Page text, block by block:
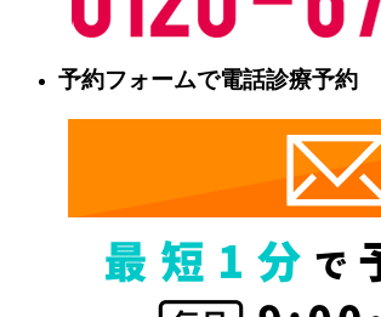
予約フォームで電話診療予約